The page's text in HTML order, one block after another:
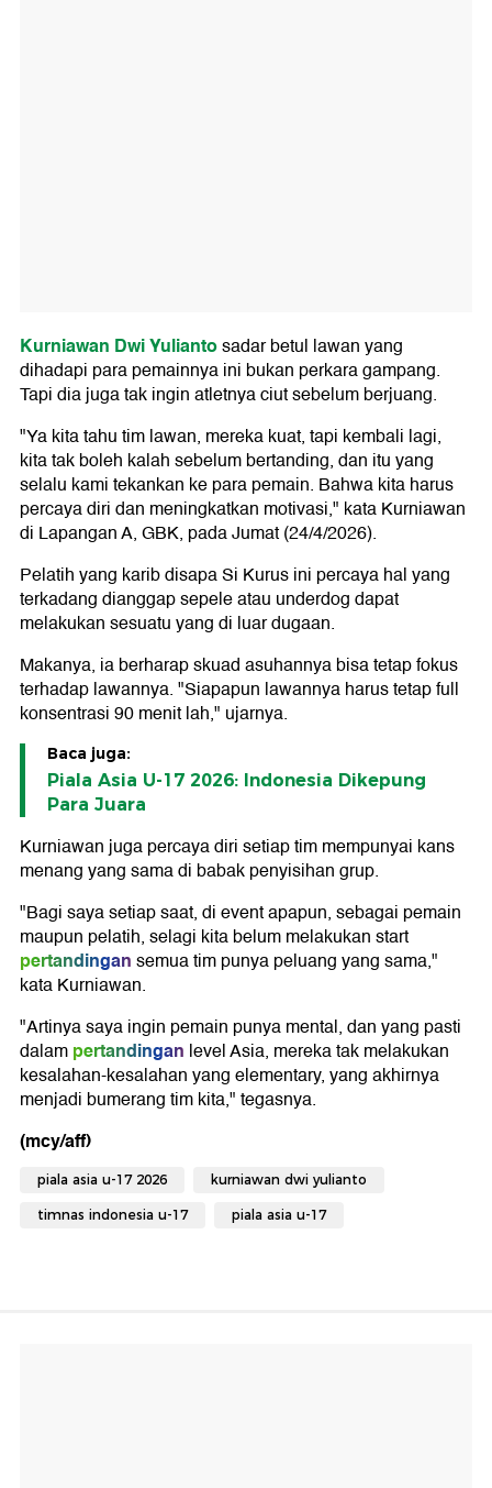
Kurniawan Dwi Yuliantosadar betul lawan yang
dihadapi para pemainnya ini bukan perkara gampang.
Tapi dia juga tak ingin atletnya ciut sebelum berjuang.
"Ya kita tahu tim lawan, mereka kuat, tapi kembali lagi,
kita tak boleh kalah sebelum bertanding, dan itu yang
selalu kami tekankan ke para pemain. Bahwa kita harus
percaya diri dan meningkatkan motivasi," kata Kurniawan
di Lapangan A, GBK, pada Jumat (24/4/2026).
Pelatih yang karib disapa Si Kurus ini percaya hal yang
terkadang dianggap sepele atau underdog dapat
melakukan sesuatu yang di luar dugaan.
Makanya, ia berharap skuad asuhannya bisa tetap fokus
terhadap lawannya. "Siapapun lawannya harus tetap full
konsentrasi 90 menit lah," ujarnya.
Baca juga:
Piala Asia U-17 2026: Indonesia Dikepung
Para Juara
Kurniawan juga percaya diri setiap tim mempunyai kans
menang yang sama di babak penyisihan grup.
"Bagi saya setiap saat, di event apapun, sebagai pemain
maupun pelatih, selagi kita belum melakukan start
pertandingansemua tim punya peluang yang sama,"
kata Kurniawan.
"Artinya saya ingin pemain punya mental, dan yang pasti
dalampertandingan level Asia, mereka tak melakukan
kesalahan-kesalahan yang elementary, yang akhirnya
menjadi bumerang tim kita," tegasnya.
(mcy/aff)
piala asia u-17 2026 kurniawan dwi yulianto
timnas indonesia u-17 piala asia u-17